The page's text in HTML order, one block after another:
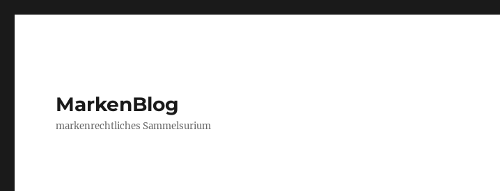
MarkenBlog
markenrechtliches Sammelsurium